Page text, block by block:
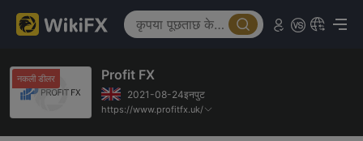
नकली डीलर Profit FX
2021-08-24इनपुट
https://www.profitfx.uk/